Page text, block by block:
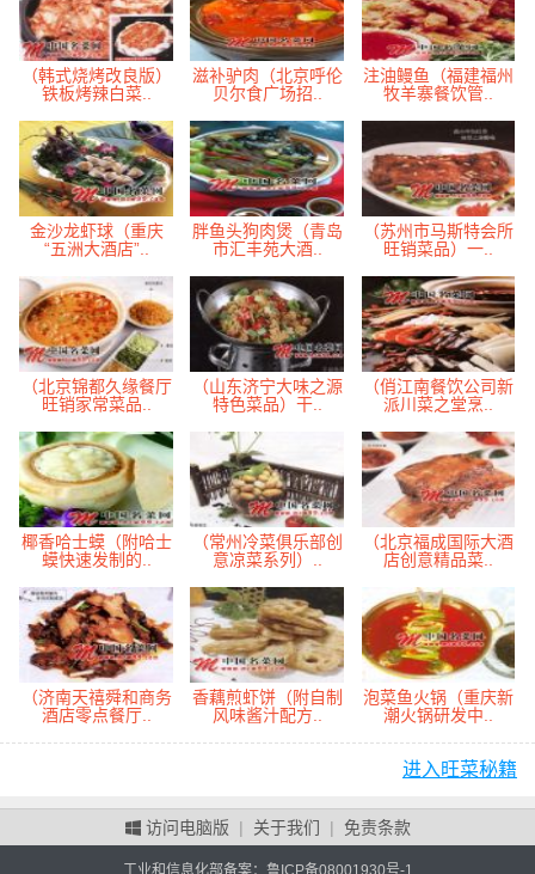
（韩式烧烤改良版）
铁板烤辣白菜..
滋补驴肉（北京呼伦
贝尔食广场招..
注油鳗鱼（福建福州
牧羊寨餐饮管..
金沙龙虾球（重庆
“五洲大酒店”..
胖鱼头狗肉煲（青岛
市汇丰苑大酒..
（苏州市马斯特会所
旺销菜品）一..
（北京锦都久缘餐厅
旺销家常菜品..
（山东济宁大味之源
特色菜品）干..
（俏江南餐饮公司新
派川菜之堂烹..
椰香哈士蟆（附哈士
蟆快速发制的..
（常州冷菜俱乐部创
意凉菜系列）..
（北京福成国际大酒
店创意精品菜..
（济南天禧舜和商务
酒店零点餐厅..
香藕煎虾饼（附自制
风味酱汁配方..
泡菜鱼火锅（重庆新
潮火锅研发中..
进入旺菜秘籍
访问电脑版 | 关于我们 | 免责条款
工业和信息化部备案： 鲁ICP备08001930号-1